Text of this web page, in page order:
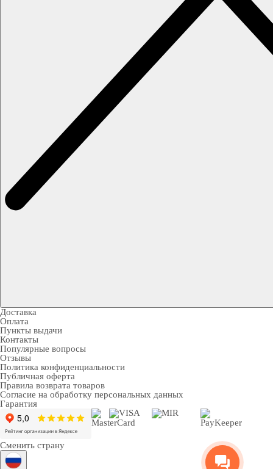
Доставка
Оплата
Пункты выдачи
Контакты
Популярные вопросы
Отзывы
Политика конфиденциальности
Публичная оферта
Правила возврата товаров
Согласие на обработку персональных данных
Гарантия
Сменить страну